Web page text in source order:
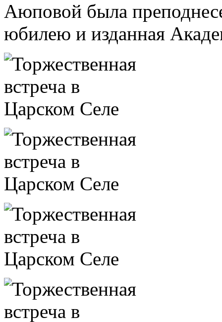
Аюповой была
юбилею и изданная